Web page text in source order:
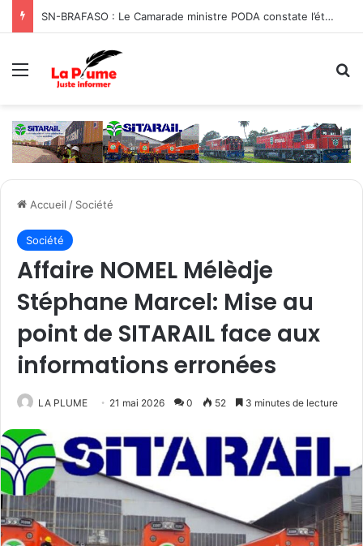
SN-BRAFASO : Le Camarade ministre PODA constate l’état des travaux du canal d’évacuation des eaux
Menu
Accueil / Société
Société
Affaire NOMEL Mélèdje
Stéphane Marcel: Mise au
point de SITARAIL face aux
informations erronées
LA PLUME 21 mai 2026 0 52 3 minutes de lecture